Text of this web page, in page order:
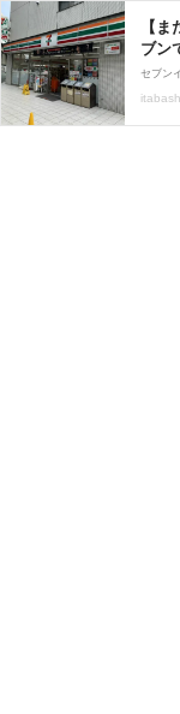
【
ブン
買っ